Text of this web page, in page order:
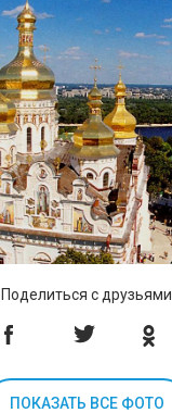
ПОКАЗАТЬ ВСЕ ФОТО
Поделиться с друзьями